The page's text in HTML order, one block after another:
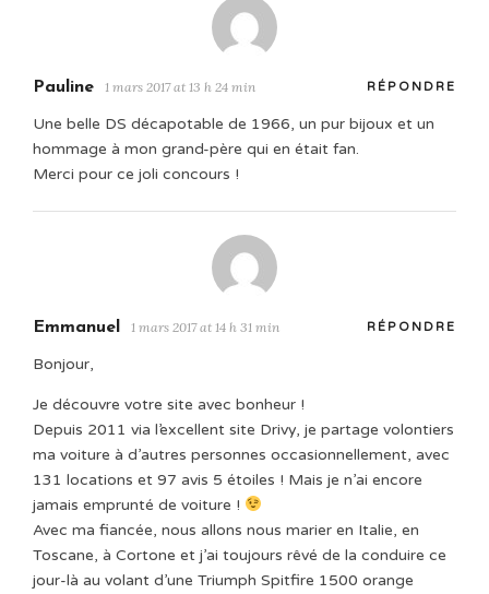
Pauline 1 mars 2017 at 13 h 24 min RÉPONDRE
Une belle DS décapotable de 1966, un pur bijoux et un
hommage à mon grand-père qui en était fan.
Merci pour ce joli concours !
Emmanuel 1 mars 2017 at 14 h 31 min RÉPONDRE
Bonjour,
Je découvre votre site avec bonheur !
Depuis 2011 via l’excellent site Drivy, je partage volontiers
ma voiture à d’autres personnes occasionnellement, avec
131 locations et 97 avis 5 étoiles ! Mais je n’ai encore
jamais emprunté de voiture !
Avec ma fiancée, nous allons nous marier en Italie, en
Toscane, à Cortone et j’ai toujours rêvé de la conduire ce
jour-là au volant d’une Triumph Spitfire 1500 orange